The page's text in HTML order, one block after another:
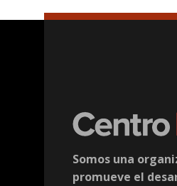
Somos una
promueve el